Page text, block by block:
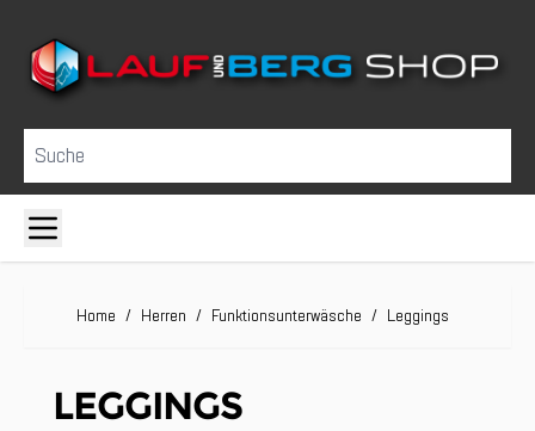
Suche
Home / Herren / Funktionsunterwäsche / Leggings
LEGGINGS